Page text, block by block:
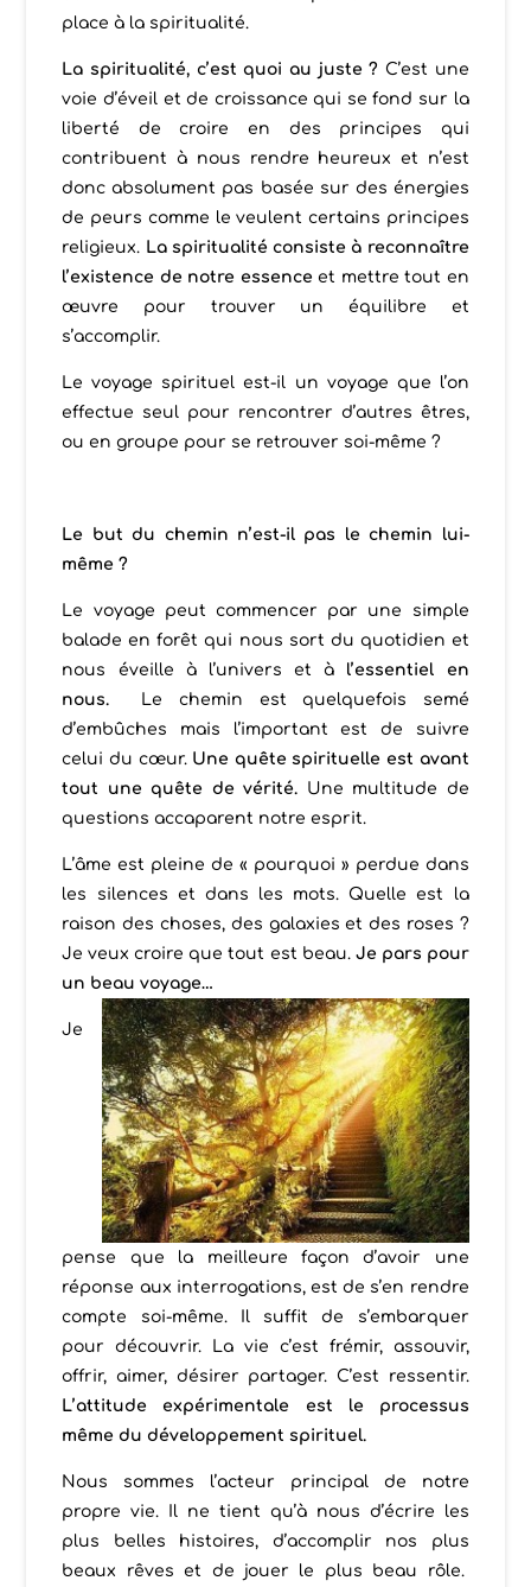
place à la spiritualité.
La spiritualité, c’est quoi au juste ? C’est une
voie d’éveil et de croissance qui se fond sur la
liberté de croire en des principes qui
contribuent à nous rendre heureux et n’est
donc absolument pas basée sur des énergies
de peurs comme le veulent certains principes
religieux. La spiritualité consiste à reconnaître
l’existence de notre essence et mettre tout en
œuvre pour trouver un équilibre et
s’accomplir.
Le voyage spirituel est-il un voyage que l’on
effectue seul pour rencontrer d’autres êtres,
ou en groupe pour se retrouver soi-même ?
Le but du chemin n’est-il pas le chemin lui-
même ?
Le voyage peut commencer par une simple
balade en forêt qui nous sort du quotidien et
nous éveille à l’univers et à l’essentiel en
nous. Le chemin est quelquefois semé
d’embûches mais l’important est de suivre
celui du cœur.Une quête spirituelle est avant
tout une quête de vérité. Une multitude de
questions accaparent notre esprit.
L’âme est pleine de « pourquoi » perdue dans
les silences et dans les mots. Quelle est la
raison des choses, des galaxies et des roses ?
Je veux croire que tout est beau. Je pars pour
un beau voyage…
Je
pense que la meilleure façon d’avoir une
réponse aux interrogations, est de s’en rendre
compte soi-même. Il suffit de s’embarquer
pour découvrir. La vie c’est frémir, assouvir,
offrir, aimer, désirer partager. C’est ressentir.
L’attitude expérimentale est le processus
même du développement spirituel.
Nous sommes l’acteur principal de notre
propre vie. Il ne tient qu’à nous d’écrire les
plus belles histoires, d’accomplir nos plus
beaux rêves et de jouer le plus beau rôle.